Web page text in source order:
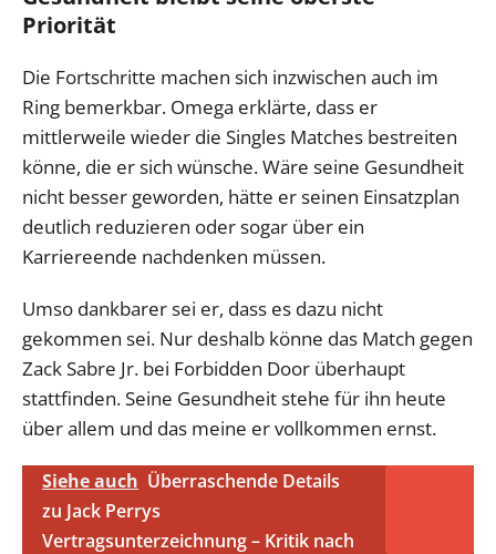
Priorität
Die Fortschritte machen sich inzwischen auch im
Ring bemerkbar. Omega erklärte, dass er
mittlerweile wieder die Singles Matches bestreiten
könne, die er sich wünsche. Wäre seine Gesundheit
nicht besser geworden, hätte er seinen Einsatzplan
deutlich reduzieren oder sogar über ein
Karriereende nachdenken müssen.
Umso dankbarer sei er, dass es dazu nicht
gekommen sei. Nur deshalb könne das Match gegen
Zack Sabre Jr. bei Forbidden Door überhaupt
stattfinden. Seine Gesundheit stehe für ihn heute
über allem und das meine er vollkommen ernst.
Siehe auch Überraschende Details
zu Jack Perrys
Vertragsunterzeichnung – Kritik nach